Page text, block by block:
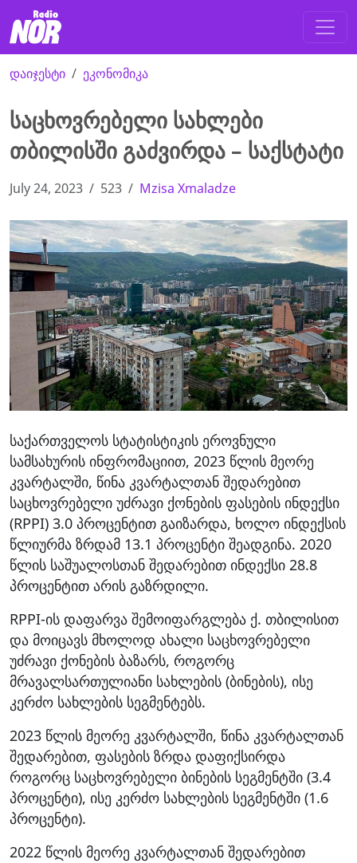
დაიჯესტი ეკონომიკა
საცხოვრებელი სახლები
თბილისში გაძვირდა – საქსტატი
July 24, 2023 523 Mzisa Xmaladze
საქართველოს სტატისტიკის ეროვნული
სამსახურის ინფრომაციით, 2023 წლის მეორე
კვარტალში, წინა კვარტალთან შედარებით
საცხოვრებელი უძრავი ქონების ფასების ინდექსი
(RPPI) 3.0 პროცენტით გაიზარდა, ხოლო ინდექსის
წლიურმა ზრდამ 13.1 პროცენტი შეადგინა. 2020
წლის საშუალოსთან შედარებით ინდექსი 28.8
პროცენტით არის გაზრდილი.
RPPI-ის დაფარვა შემოიფარგლება ქ. თბილისით
და მოიცავს მხოლოდ ახალი საცხოვრებელი
უძრავი ქონების ბაზარს, როგორც
მრავალსართულიანი სახლების (ბინების), ისე
კერძო სახლების სეგმენტებს.
2023 წლის მეორე კვარტალში, წინა კვარტალთან
შედარებით, ფასების ზრდა დაფიქსირდა
როგორც საცხოვრებელი ბინების სეგმენტში (3.4
პროცენტი), ისე კერძო სახლების სეგმენტში (1.6
პროცენტი).
2022 წლის მეორე კვარტალთან შედარებით